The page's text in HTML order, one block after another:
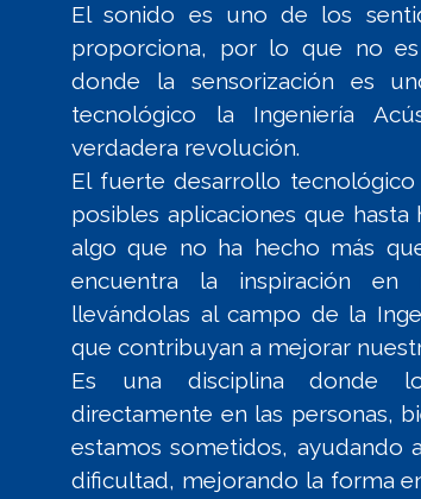
El sonido es uno de los
proporciona, por lo que no
donde la sensorización es
tecnológico la Ingeniería
verdadera revolución.
El fuerte desarrollo
posibles aplicaciones que
algo que no ha hecho más
encuentra la inspiración en
llevándolas al campo de la
que contribuyan a mejorar
Es una disciplina donde
directamente en las personas,
estamos sometidos, ayudando
dificultad, mejorando la forma